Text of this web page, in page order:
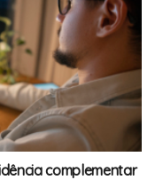
complementar